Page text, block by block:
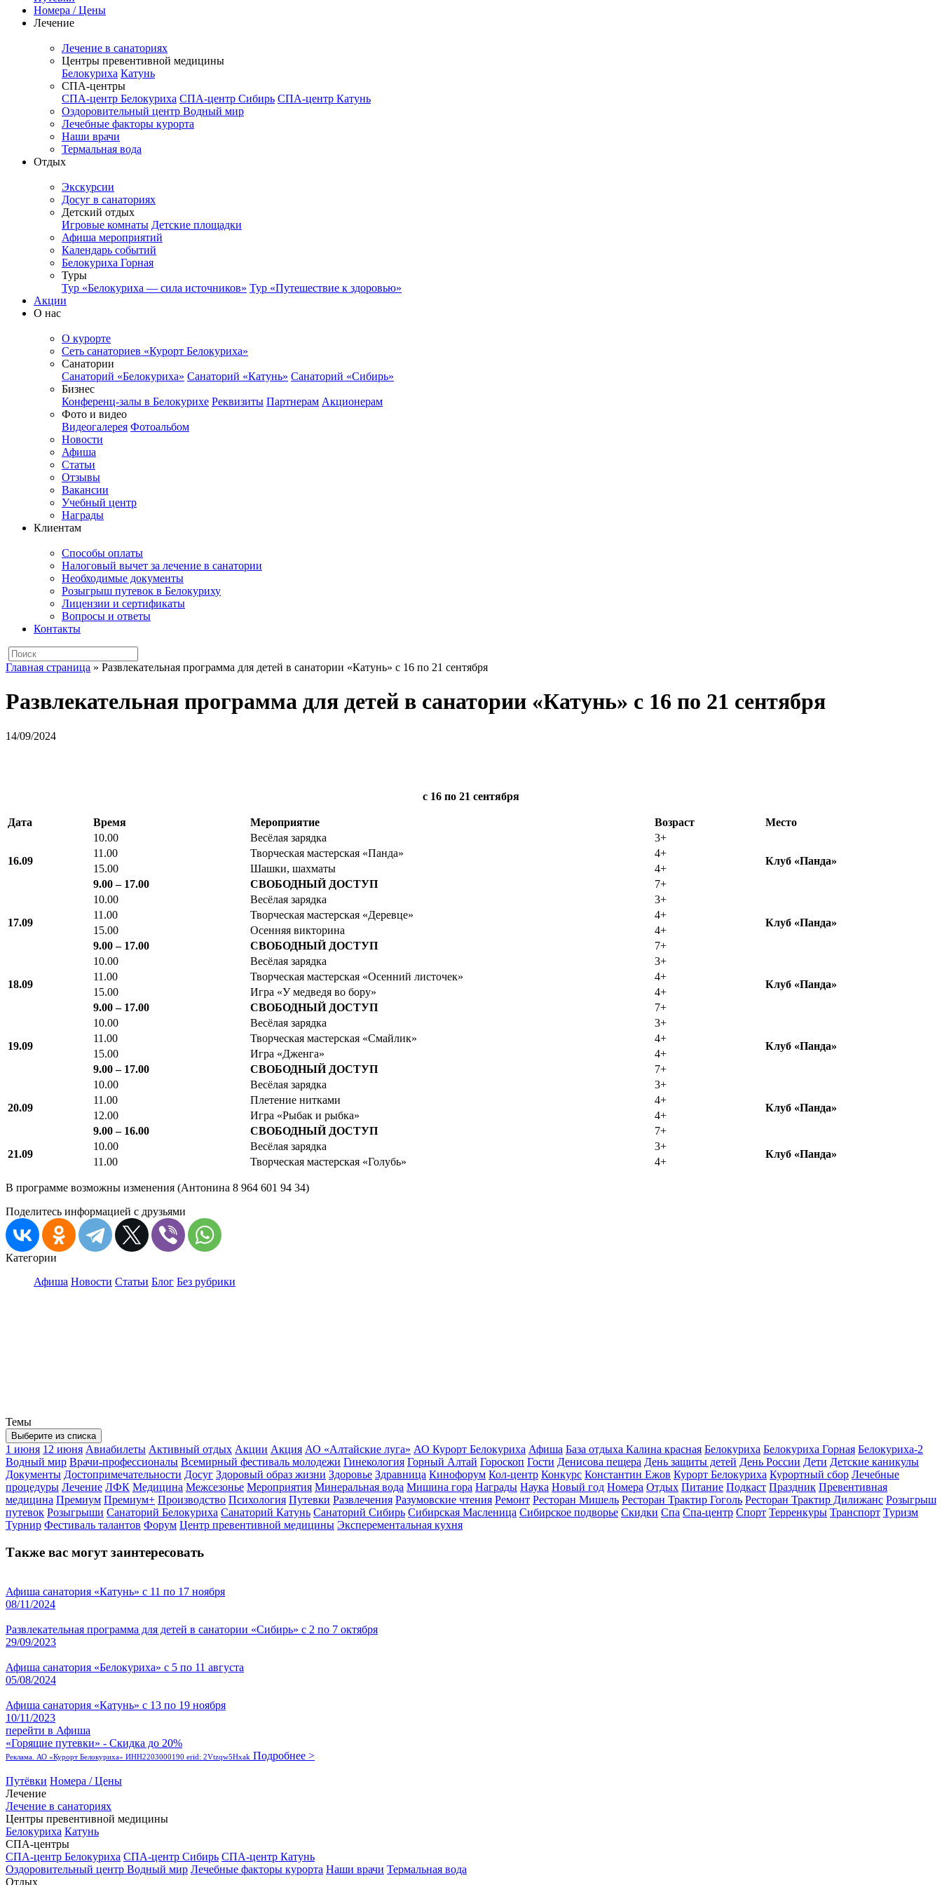
Номера / Цены
Лечение
Лечение в санаториях
Центры превентивной медицины
Белокуриха Катунь
СПА-центры
СПА-центр Белокуриха СПА-центр Сибирь СПА-центр Катунь
Оздоровительный центр Водный мир
Лечебные факторы курорта
Наши врачи
Термальная вода
Отдых
Экскурсии
Досуг в санаториях
Детский отдых
Игровые комнаты Детские площадки
Афиша мероприятий
Календарь событий
Белокуриха Горная
Туры
Тур «Белокуриха — сила источников» Тур «Путешествие к здоровью»
Акции
О нас
О курорте
Сеть санаториев «Курорт Белокуриха»
Санатории
Санаторий «Белокуриха» Санаторий «Катунь» Санаторий «Сибирь»
Бизнес
Конференц-залы в Белокурихе Реквизиты Партнерам Акционерам
Фото и видео
Видеогалерея Фотоальбом
Новости
Афиша
Статьи
Отзывы
Вакансии
Учебный центр
Награды
Клиентам
Способы оплаты
Налоговый вычет за лечение в санатории
Необходимые документы
Розыгрыш путевок в Белокуриху
Лицензии и сертификаты
Вопросы и ответы
Контакты
Главная страница » Развлекательная программа для детей в санатории «Катунь» с 16 по 21 сентября
Развлекательная программа для детей в санатории «Катунь» с 16 по 21 сентября
14/09/2024
с 16 по 21 сентября
Дата Время Мероприятие Возраст Место
16.09
10.00 Весёлая зарядка
3+
Клуб «Панда»
11.00 Творческая мастерская «Панда»
4+
15.00
Шашки, шахматы
4+
9.00 – 17.00
СВОБОДНЫЙ ДОСТУП 7+
17.09
10.00 Весёлая зарядка
3+
Клуб «Панда»
11.00 Творческая мастерская «Деревце»
4+
15.00
Осенняя викторина
4+
9.00 – 17.00
СВОБОДНЫЙ ДОСТУП 7+
18.09
10.00 Весёлая зарядка
3+
Клуб «Панда»
11.00 Творческая мастерская «Осенний листочек»
4+
15.00
Игра «У медведя во бору»
4+
9.00 – 17.00
СВОБОДНЫЙ ДОСТУП 7+
19.09
10.00 Весёлая зарядка
3+
Клуб «Панда»
11.00 Творческая мастерская «Смайлик»
4+
15.00
Игра «Дженга»
4+
9.00 – 17.00
СВОБОДНЫЙ ДОСТУП 7+
20.09
10.00 Весёлая зарядка
3+
Клуб «Панда»
11.00 Плетение нитками
4+
12.00
Игра «Рыбак и рыбка»
4+
9.00 – 16.00
СВОБОДНЫЙ ДОСТУП
7+
21.09
10.00 Весёлая зарядка 3+
Клуб «Панда»
11.00 Творческая мастерская «Голубь» 4+
В программе возможны изменения (Антонина 8 964 601 94 34)
Поделитесь информацией с друзьями
Категории
Афиша Новости Статьи Блог Без рубрики
Темы
Выберите из списка
1 июня 12 июня Авиабилеты Активный отдых Акции Акция АО «Алтайские луга» АО Курорт Белокуриха Афиша База отдыха Калина красная Белокуриха Белокуриха Горная Белокуриха-2
Водный мир Врачи-профессионалы Всемирный фестиваль молодежи Гинекология Горный Алтай Гороскоп Гости Денисова пещера День защиты детей День России Дети Детские каникулы
Документы Достопримечательности Досуг Здоровый образ жизни Здоровье Здравница Кинофорум Кол-центр Конкурс Константин Ежов Курорт Белокуриха Курортный сбор Лечебные
процедуры Лечение ЛФК Медицина Межсезонье Мероприятия Минеральная вода Мишина гора Награды Наука Новый год Номера Отдых Питание Подкаст Праздник Превентивная
медицина Премиум Премиум+ Производство Психология Путевки Развлечения Разумовские чтения Ремонт Ресторан Мишель Ресторан Трактир Гоголь Ресторан Трактир Дилижанс Розыгрыш
путевок Розыгрыши Санаторий Белокуриха Санаторий Катунь Санаторий Сибирь Сибирская Масленица Сибирское подворье Скидки Спа Спа-центр Спорт Терренкуры Транспорт Туризм
Турнир Фестиваль талантов Форум Центр превентивной медицины Эксперементальная кухня
Также вас могут заинтересовать
Афиша санатория «Катунь» с 11 по 17 ноября
08/11/2024
Развлекательная программа для детей в санатории «Сибирь» с 2 по 7 октября
29/09/2023
Афиша санатория «Белокуриха» с 5 по 11 августа
05/08/2024
Афиша санатория «Катунь» с 13 по 19 ноября
10/11/2023
перейти в Афиша
«Горящие путевки» - Скидка до 20%
Реклама. АО «Курорт Белокуриха» ИНН2203000190 erid: 2Vtzqw5Hxak Подробнее >
Путёвки Номера / Цены
Лечение
Лечение в санаториях
Центры превентивной медицины
Белокуриха Катунь
СПА-центры
СПА-центр Белокуриха СПА-центр Сибирь СПА-центр Катунь
Оздоровительный центр Водный мир Лечебные факторы курорта Наши врачи Термальная вода
Отдых